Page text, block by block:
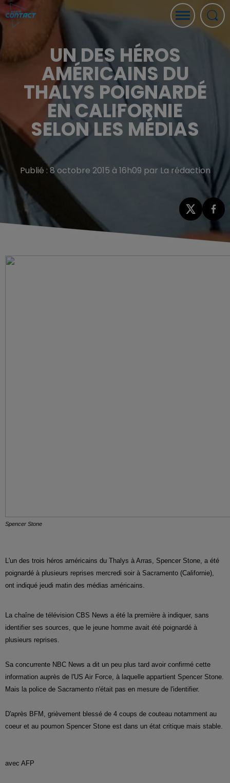
UN DES HÉROS
AMÉRICAINS DU
THALYS POIGNARDÉ
EN CALIFORNIE
SELON LES MÉDIAS
Publié : 8 octobre 2015 à 16h09 par La rédaction
Spencer Stone
L'un des trois héros américains du Thalys à Arras, Spencer Stone, a été
poignardé à plusieurs reprises mercredi soir à Sacramento (Californie),
ont indiqué jeudi matin des médias américains.
La chaîne de télévision CBS News a été la première à indiquer, sans
identifier ses sources, que le jeune homme avait été poignardé à
plusieurs reprises.
Sa concurrente NBC News a dit un peu plus tard avoir confirmé cette
information auprès de l'US Air Force, à laquelle appartient Spencer Stone.
Mais la police de Sacramento n'était pas en mesure de l'identifier.
D'après BFM, grièvement blessé de 4 coups de couteau notamment au
coeur et au poumon Spencer Stone est dans un état critique mais stable.
avec AFP